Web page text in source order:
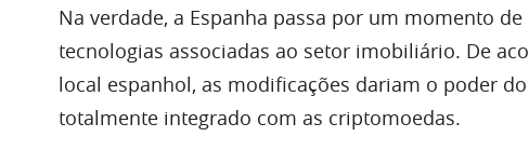
Na verdade, a Espanha passa por um momento
tecnologias associadas ao setor imobiliário. De
local espanhol, as modificações dariam o poder
totalmente integrado com as criptomoedas.